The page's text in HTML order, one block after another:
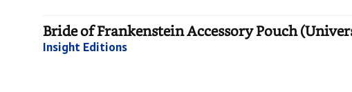
Bride of Frankenstein Accessory Pouch
Insight Editions